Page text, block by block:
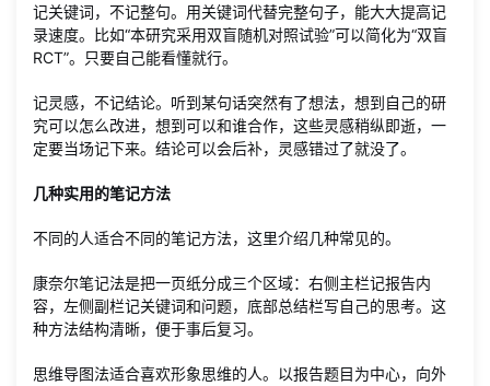
记关键词，不记整句。用关键词代替完整句子，能大大提高记
录速度。比如“本研究采用双盲随机对照试验”可以简化为“双盲
RCT”。只要自己能看懂就行。
记灵感，不记结论。听到某句话突然有了想法，想到自己的研
究可以怎么改进，想到可以和谁合作，这些灵感稍纵即逝，一
定要当场记下来。结论可以会后补，灵感错过了就没了。
几种实用的笔记方法
不同的人适合不同的笔记方法，这里介绍几种常见的。
康奈尔笔记法是把一页纸分成三个区域：右侧主栏记报告内
容，左侧副栏记关键词和问题，底部总结栏写自己的思考。这
种方法结构清晰，便于事后复习。
思维导图法适合喜欢形象思维的人。以报告题目为中心，向外